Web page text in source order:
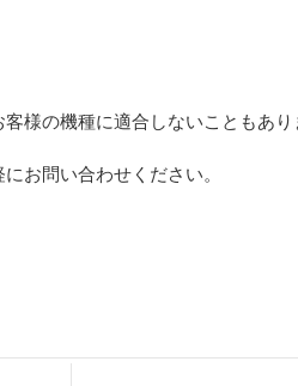
様の機種に適合しないこともあり
お問い合わせください。